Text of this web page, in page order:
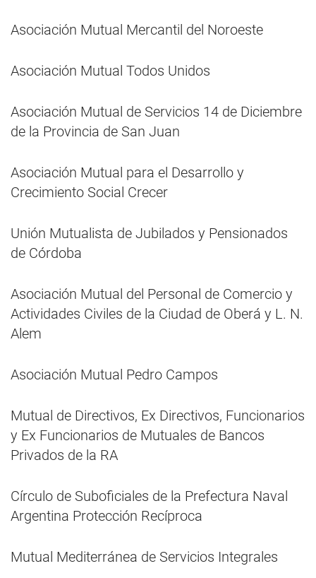
Asociación Mutual Mercantil del Noroeste
Asociación Mutual Todos Unidos
Asociación Mutual de Servicios 14 de Diciembre
de la Provincia de San Juan
Asociación Mutual para el Desarrollo y
Crecimiento Social Crecer
Unión Mutualista de Jubilados y Pensionados
de Córdoba
Asociación Mutual del Personal de Comercio y
Actividades Civiles de la Ciudad de Oberá y L. N.
Alem
Asociación Mutual Pedro Campos
Mutual de Directivos, Ex Directivos, Funcionarios
y Ex Funcionarios de Mutuales de Bancos
Privados de la RA
Círculo de Suboficiales de la Prefectura Naval
Argentina Protección Recíproca
Mutual Mediterránea de Servicios Integrales